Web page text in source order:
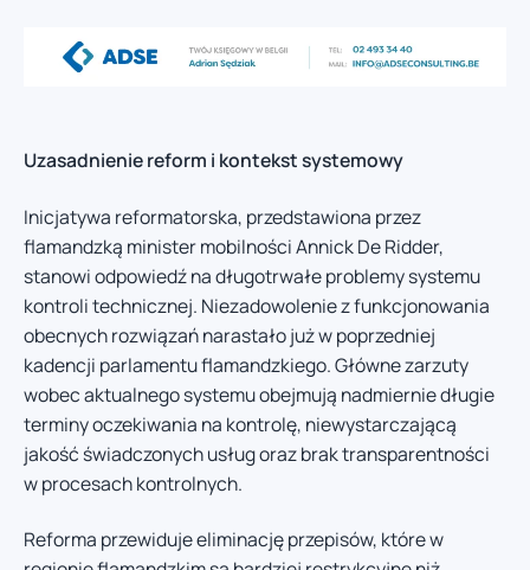
Uzasadnienie reform i kontekst systemowy
Inicjatywa reformatorska, przedstawiona przez
flamandzką minister mobilności Annick De Ridder,
stanowi odpowiedź na długotrwałe problemy systemu
kontroli technicznej. Niezadowolenie z funkcjonowania
obecnych rozwiązań narastało już w poprzedniej
kadencji parlamentu flamandzkiego. Główne zarzuty
wobec aktualnego systemu obejmują nadmiernie długie
terminy oczekiwania na kontrolę, niewystarczającą
jakość świadczonych usług oraz brak transparentności
w procesach kontrolnych.
Reforma przewiduje eliminację przepisów, które w